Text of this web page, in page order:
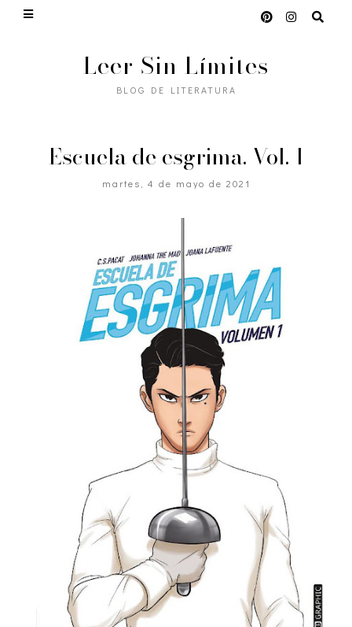
Leer Sin Límites
BLOG DE LITERATURA
Escuela de esgrima. Vol. 1
martes, 4 de mayo de 2021